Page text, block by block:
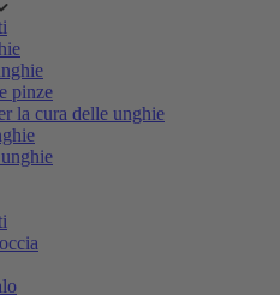
pinze
la cura delle unghie